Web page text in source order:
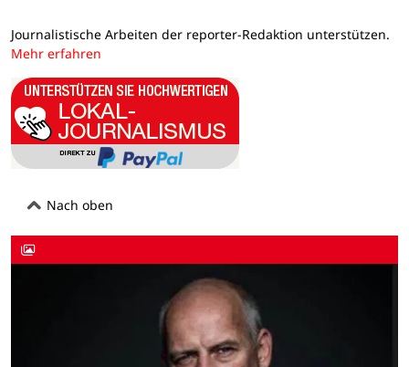
Journalistische Arbeiten der reporter-Redaktion unterstützen.
Mehr erfahren
Nach oben